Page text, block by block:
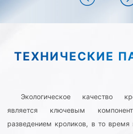
ТЕХНИЧЕСКИЕ
Экологическое качество
является ключевым
разведением кроликов, в то